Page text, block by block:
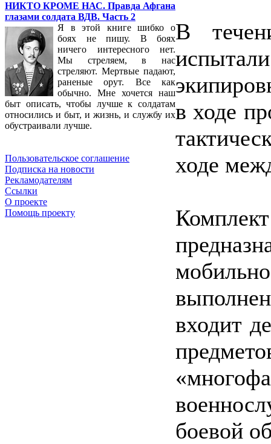
НИКТО КРОМЕ НАС. Правда Афгана
глазами солдата ВДВ. Часть 2
Я в этой книге шибко о
боях не пишу. В боях
ничего интересного нет.
Мы стреляем, в нас
стреляют. Мертвые падают,
раненые орут. Все как
обычно. Мне хочется наш
быт описать, чтобы лучше к солдатам
относились и быт, и жизнь, и службу их
обустраивали лучше.
Пользовательское соглашение
Подписка на новости
Рекламодателям
Ссылки
О проекте
Помощь проекту
В
в ходе
ходе
входит
боевой